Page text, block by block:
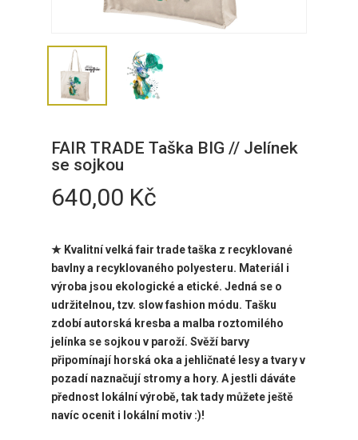
FAIR TRADE Taška BIG // Jelínek
se sojkou
640,00 Kč
★ Kvalitní velká fair trade taška z recyklované
bavlny a recyklovaného polyesteru. Materiál i
výroba jsou ekologické a etické. Jedná se o
udržitelnou, tzv. slow fashion módu. Tašku
zdobí autorská kresba a malba roztomilého
jelínka se sojkou v paroží. Svěží barvy
připomínají horská oka a jehličnaté lesy a tvary v
pozadí naznačují stromy a hory. A jestli dáváte
přednost lokální výrobě, tak tady můžete ještě
navíc ocenit i lokální motiv :)!